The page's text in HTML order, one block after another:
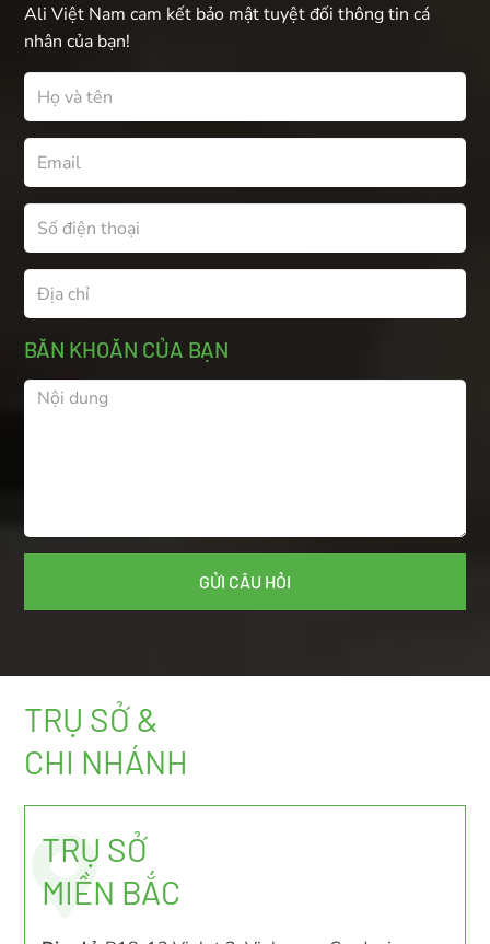
Ali Việt Nam cam kết bảo mật tuyệt đối thông tin cá
nhân của bạn!
BĂN KHOĂN CỦA BẠN
TRỤ SỞ &
CHI NHÁNH
TRỤ SỞ
MIỀN BẮC